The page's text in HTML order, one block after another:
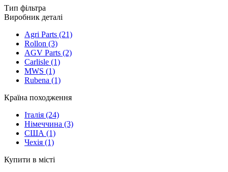
Тип фільтра
Виробник деталі
Agri Parts (21)
Rollon (3)
AGV Parts (2)
Carlisle (1)
MWS (1)
Rubena (1)
Країна походження
Італія (24)
Німеччина (3)
США (1)
Чехія (1)
Купити в місті